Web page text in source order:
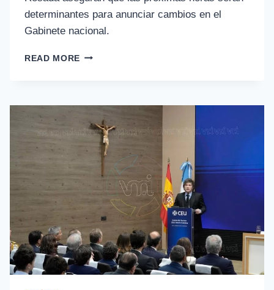
determinantes para anunciar cambios en el
Gabinete nacional.
READ MORE